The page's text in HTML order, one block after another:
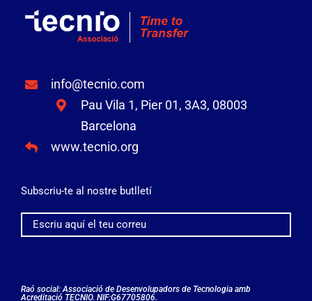
info@tecnio.com
Pau Vila 1, Pier 01, 3A3, 08003
Barcelona
www.tecnio.org
Subscriu-te al nostre butlletí
Raó social: Associació de Desenvolupadors de Tecnologia amb
Acreditació TECNIO. NIF:G67705806.